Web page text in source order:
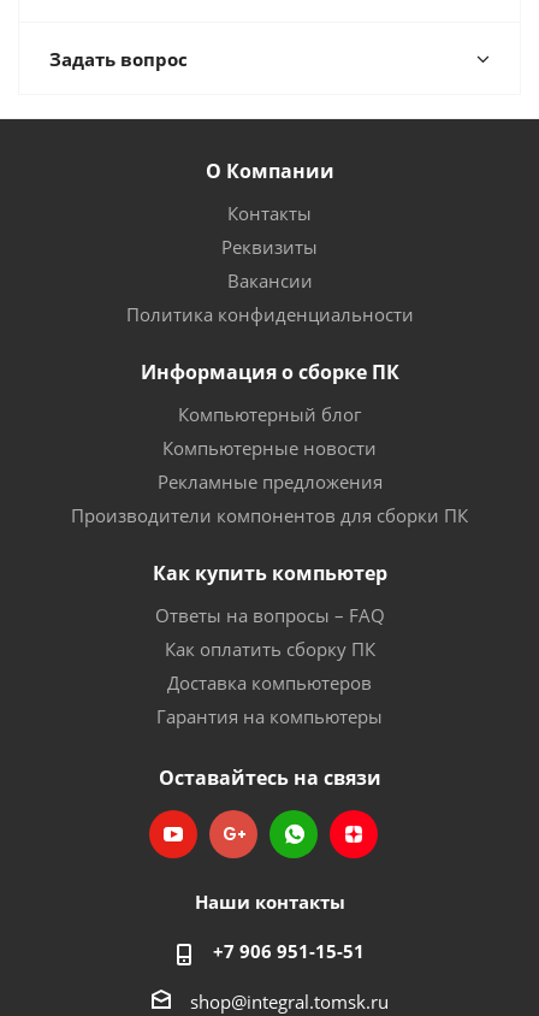
Задать вопрос
О Компании
Контакты
Реквизиты
Вакансии
Политика конфиденциальности
Информация о сборке ПК
Компьютерный блог
Компьютерные новости
Рекламные предложения
Производители компонентов для сборки ПК
Как купить компьютер
Ответы на вопросы – FAQ
Как оплатить сборку ПК
Доставка компьютеров
Гарантия на компьютеры
Оставайтесь на связи
Наши контакты
+7 906 951-15-51
shop@integral.tomsk.ru